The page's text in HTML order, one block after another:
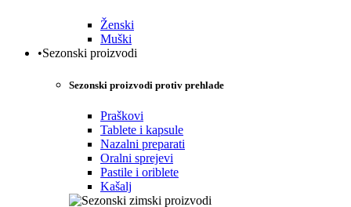
Ženski
Muški
•Sezonski proizvodi
Sezonski proizvodi protiv prehlade
Praškovi
Tablete i kapsule
Nazalni preparati
Oralni sprejevi
Pastile i oriblete
Kašalj